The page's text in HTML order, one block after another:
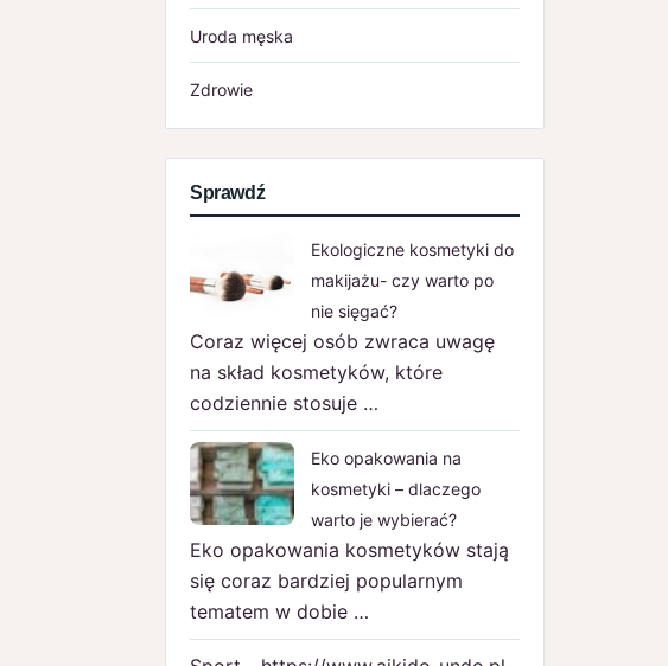
Uroda męska
Zdrowie
Sprawdź
Ekologiczne kosmetyki do
makijażu- czy warto po
nie sięgać?
Coraz więcej osób zwraca uwagę
na skład kosmetyków, które
codziennie stosuje …
Eko opakowania na
kosmetyki – dlaczego
warto je wybierać?
Eko opakowania kosmetyków stają
się coraz bardziej popularnym
tematem w dobie …